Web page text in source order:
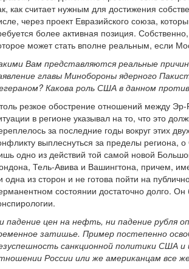
как считает нужным для достижения
через проект Евразийского союза,
более активная позиция.
может стать вполне реальным, если
Вам представляются реальные
главы Минобороны ядерного
Какова роль США в данном
резкое обострение отношений между
в регионе указывал на то, что это
за последние годы вокруг этих
выплеснуться за пределы региона,
одно из действий той самой новой
Тель-Авива и Вашингтона, причем,
одна из сторон и не готова пойти на
состоянии достаточно долго.
падение цен на нефть, ни падение рубля
затишье. Пример постепенно
санкционной политики США и
России или же американцам все